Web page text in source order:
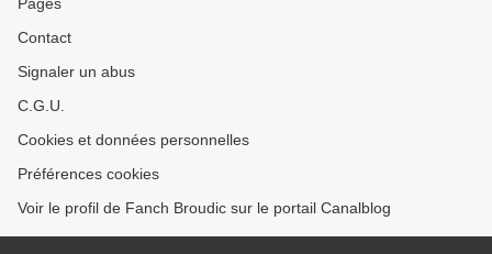
Contact
Signaler un abus
C.G.U.
Cookies et données personnelles
Préférences cookies
Voir le profil de Fanch Broudic sur le portail Canalblog